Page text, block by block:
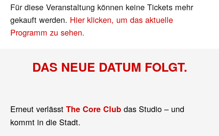
Für diese Veranstaltung können keine Tickets mehr
gekauft werden. Hier klicken, um das aktuelle
Programm zu sehen.
DAS NEUE DATUM FOLGT.
Erneut verlässt The Core Club das Studio – und
kommt in die Stadt.